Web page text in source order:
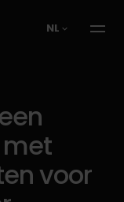
NL
voor